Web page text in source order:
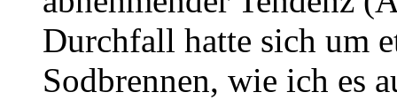
Durchfall hatte sich um
Sodbrennen, wie ich es